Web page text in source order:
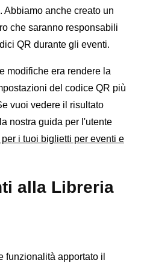
Abbiamo anche creato un
che saranno responsabili
QR durante gli eventi.
modifiche era rendere la
del codice QR più
vuoi vedere il risultato
nostra guida per l'utente
i tuoi biglietti per eventi e
alla Libreria
funzionalità apportato il